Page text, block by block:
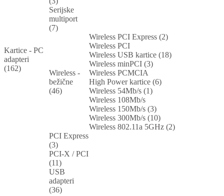
Kartice - PC
adapteri
(162)
Serijske
multiport
(7)
Wireless -
bežične
(46)
Wireless PCI Express (2)
Wireless PCI
Wireless USB kartice (18)
Wireless minPCI (3)
Wireless PCMCIA
High Power kartice (6)
Wireless 54Mb/s (1)
Wireless 108Mb/s
Wireless 150Mb/s (3)
Wireless 300Mb/s (10)
Wireless 802.11a 5GHz (2)
PCI Express
(3)
PCI-X / PCI
(11)
USB
adapteri
(36)